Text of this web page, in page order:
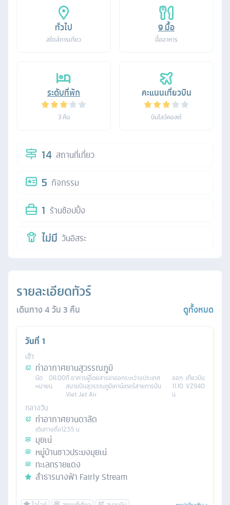
ทั่วไป
สไตล์การเที่ยว
9มื้อ
มื้ออาหาร
ระดับที่พัก
3คืน
คะแนนเที่ยวบิน
บินโลว์คอสต์
14 สถานที่เที่ยว
5 กิจกรรม
1 ร้านช้อปปิ้ง
ไม่มี วันอิสระ
รายละเอียดทัวร์
เดินทาง4วัน3 คืน ดูทั้งหมด
วันที่ 1
เช้า
ท่าอากาศยานสุวรรณภูมิ
นัด
หมาย
08.00
น.
ที่ อาคารผู้โดยสารขาออกระหว่างประเทศ
สนามบินสุวรรณภูมิเคาน์เตอร์สายการบิน
Viet Jet Air
ออก
11.10
น.
เที่ยวบิน
VZ940
กลางวัน
ท่าอากาศยานดาลัด
เดินทางถึง12.55 น.
มุยเน่
หมู่บ้านชาวประมงมุยเน่
ทะเลทรายแดง
ลำธารนางฟ้า Fairly Stream